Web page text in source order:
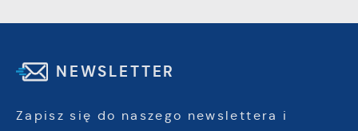
NEWSLETTER
Zapisz się do naszego newslettera i